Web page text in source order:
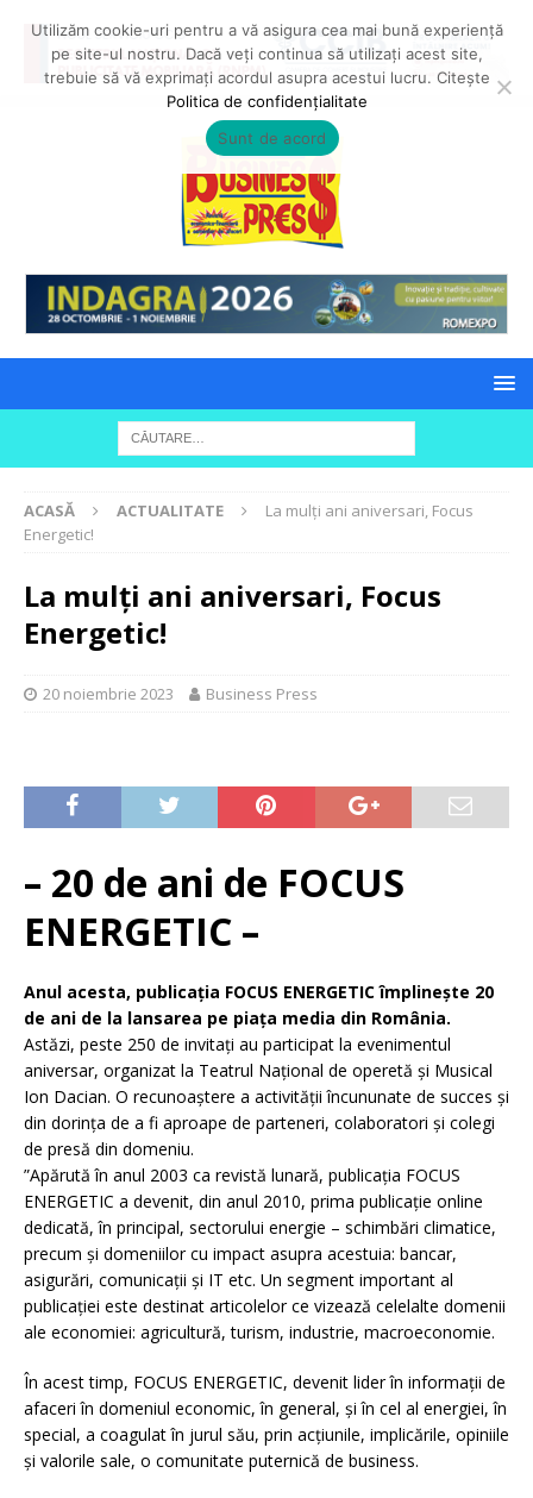
ACASĂ ACTUALITATE
La mulți ani aniversari, Focus
Energetic!
La mulți ani aniversari, Focus
Energetic!
20 noiembrie 2023 Business Press
– 20 de ani de FOCUS
ENERGETIC –
Anul acesta, publicaţia FOCUS ENERGETIC împlinește 20
de ani de la lansarea pe piața media din România.
Astăzi, peste 250 de invitați au participat la evenimentul
aniversar, organizat la Teatrul Național de operetă și Musical
Ion Dacian. O recunoaștere a activității încununate de succes și
din dorința de a fi aproape de parteneri, colaboratori și colegi
de presă din domeniu.
”Apărută în anul 2003 ca revistă lunară, publicația FOCUS
ENERGETIC a devenit, din anul 2010, prima publicaţie online
dedicată, în principal, sectorului energie – schimbări climatice,
precum şi domeniilor cu impact asupra acestuia: bancar,
asigurări, comunicaţii şi IT etc. Un segment important al
publicaţiei este destinat articolelor ce vizează celelalte domenii
ale economiei: agricultură, turism, industrie, macroeconomie.
În acest timp, FOCUS ENERGETIC, devenit lider în informaţii de
afaceri în domeniul economic, în general, şi în cel al energiei, în
special, a coagulat în jurul său, prin acţiunile, implicările, opiniile
şi valorile sale, o comunitate puternică de business.
Utilizăm cookie-uri pentru a vă asigura cea mai bună experiență
pe site-ul nostru. Dacă veți continua să utilizați acest site,
trebuie să vă exprimați acordul asupra acestui lucru. Citește
Politica de confidențialitate
Sunt de acord